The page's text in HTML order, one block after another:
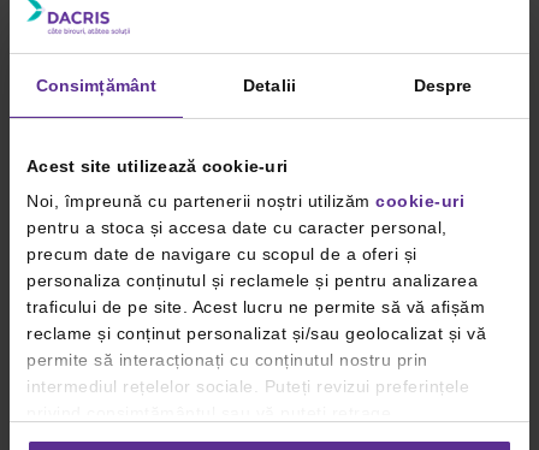
Consimțământ Detalii Despre
Acest site utilizează cookie-uri
Noi, împreună cu partenerii noștri utilizăm cookie-uri
pentru a stoca și accesa date cu caracter personal,
precum date de navigare cu scopul de a oferi și
personaliza conținutul și reclamele și pentru analizarea
traficului de pe site. Acest lucru ne permite să vă afișăm
reclame și conținut personalizat și/sau geolocalizat și vă
permite să interacționați cu conținutul nostru prin
intermediul rețelelor sociale. Puteți revizui preferințele
consimțământul oricând, făcând click pe linkul către